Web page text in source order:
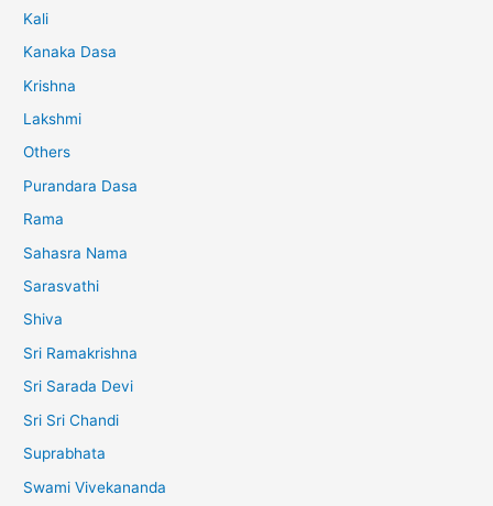
Kali
Kanaka Dasa
Krishna
Lakshmi
Others
Purandara Dasa
Rama
Sahasra Nama
Sarasvathi
Shiva
Sri Ramakrishna
Sri Sarada Devi
Sri Sri Chandi
Suprabhata
Swami Vivekananda